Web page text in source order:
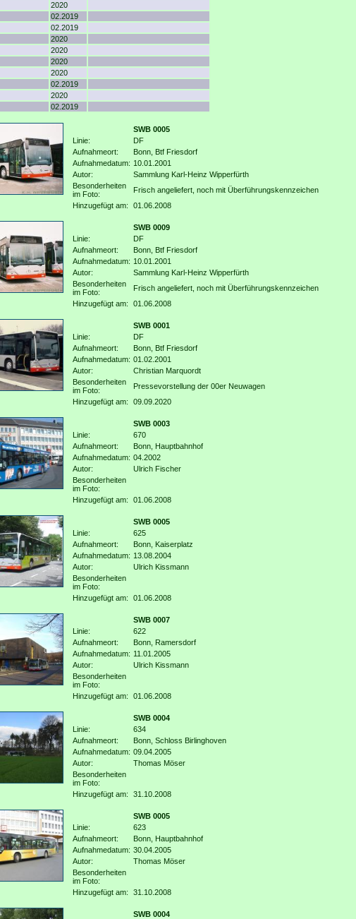
2020
02.2019
02.2019
2020
2020
2020
2020
02.2019
2020
02.2019
SWB 0005
Linie:
DF
Aufnahmeort:
Bonn, Btf Friesdorf
Aufnahmedatum: 10.01.2001
Autor:
Sammlung Karl-Heinz Wipperfürth
Besonderheiten
im Foto:
Frisch angeliefert, noch mit Überführungskennzeichen
Hinzugefügt am:
01.06.2008
SWB 0009
Linie:
DF
Aufnahmeort:
Bonn, Btf Friesdorf
Aufnahmedatum: 10.01.2001
Autor:
Sammlung Karl-Heinz Wipperfürth
Besonderheiten
im Foto:
Frisch angeliefert, noch mit Überführungskennzeichen
Hinzugefügt am:
01.06.2008
SWB 0001
Linie:
DF
Aufnahmeort:
Bonn, Btf Friesdorf
Aufnahmedatum: 01.02.2001
Autor:
Christian Marquordt
Besonderheiten
im Foto:
Pressevorstellung der 00er Neuwagen
Hinzugefügt am:
09.09.2020
SWB 0003
Linie:
670
Aufnahmeort:
Bonn, Hauptbahnhof
Aufnahmedatum: 04.2002
Autor:
Ulrich Fischer
Besonderheiten
im Foto:
Hinzugefügt am:
01.06.2008
SWB 0005
Linie:
625
Aufnahmeort:
Bonn, Kaiserplatz
Aufnahmedatum: 13.08.2004
Autor:
Ulrich Kissmann
Besonderheiten
im Foto:
Hinzugefügt am:
01.06.2008
SWB 0007
Linie:
622
Aufnahmeort:
Bonn, Ramersdorf
Aufnahmedatum: 11.01.2005
Autor:
Ulrich Kissmann
Besonderheiten
im Foto:
Hinzugefügt am:
01.06.2008
SWB 0004
Linie:
634
Aufnahmeort:
Bonn, Schloss Birlinghoven
Aufnahmedatum: 09.04.2005
Autor:
Thomas Möser
Besonderheiten
im Foto:
Hinzugefügt am:
31.10.2008
SWB 0005
Linie:
623
Aufnahmeort:
Bonn, Hauptbahnhof
Aufnahmedatum: 30.04.2005
Autor:
Thomas Möser
Besonderheiten
im Foto:
Hinzugefügt am:
31.10.2008
SWB 0004